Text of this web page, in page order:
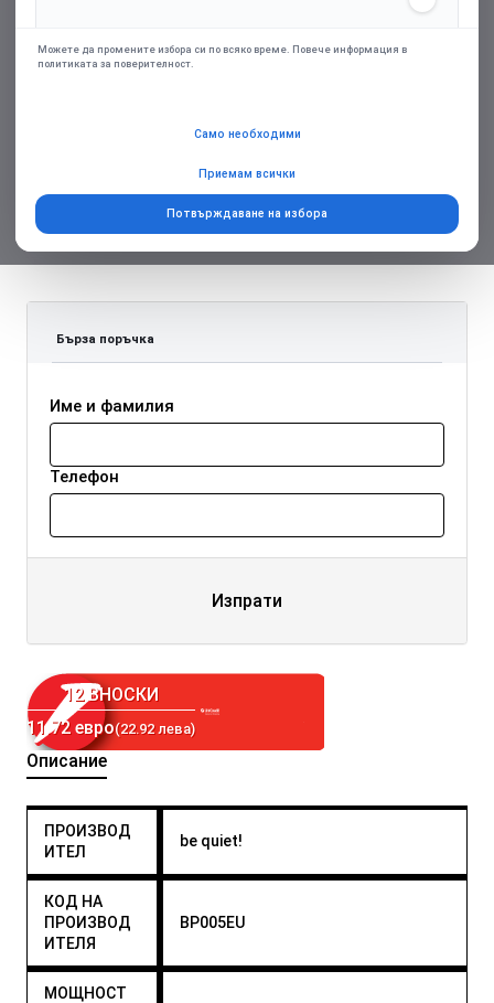
Персонализирани оферти и ремаркетинг чрез партньорски платформи
Можете да промените избора си по всяко време. Повече информация в
политиката за поверителност.
Само необходими
Приемам всички
Потвърждаване на избора
120.19€ (235.07лв.)
Добави в желани Добави за сравняване
Бърза поръчка
Име и фамилия
Телефон
Изпрати
12 ВНОСКИ
11.72 евро(22.92 лева)
Описание
ПРОИЗВОД
ИТЕЛ
be quiet!
КОД НА
ПРОИЗВОД
ИТЕЛЯ
BP005EU
МОЩНОСТ